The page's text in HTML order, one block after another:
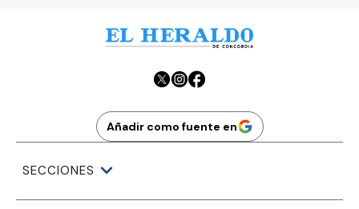
Añadir como fuente en
SECCIONES